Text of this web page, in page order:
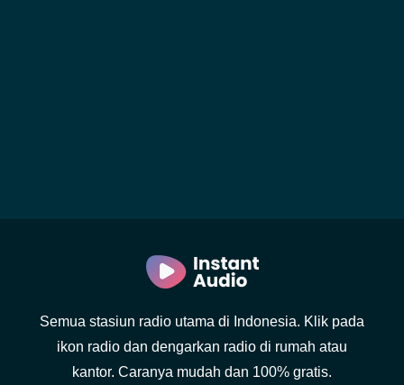
Semua stasiun radio utama di Indonesia. Klik pada
ikon radio dan dengarkan radio di rumah atau
kantor. Caranya mudah dan 100% gratis.